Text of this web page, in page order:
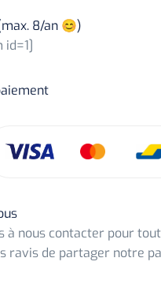
8/an 😊)
id=1]
à nous contacter pour
ravis de partager notre